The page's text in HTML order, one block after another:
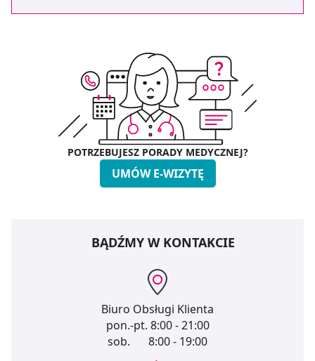
POTRZEBUJESZ PORADY MEDYCZNEJ?
UMÓW E-WIZYTĘ
BĄDŹMY W KONTAKCIE
Biuro Obsługi Klienta
pon.-pt. 8:00 - 21:00
sob.
8:00 - 19:00